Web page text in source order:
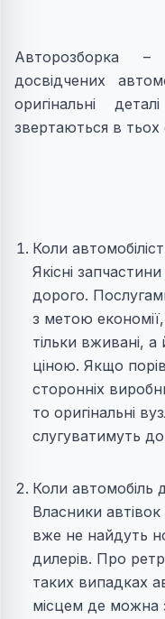
Авторозборка
досвідчених
оригінальні
звертаються в тьох
Коли
Якісні
дорого.
з метою
тільки вживані,
ціною. Якщо
сторонніх
то оригінальні
слугуватимуть
Коли автомобіль
Власники
вже не найдуть
дилерів. Про
таких випадках
місцем де можна